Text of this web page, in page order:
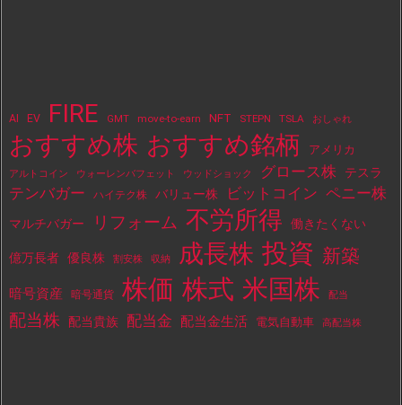
AI EV FIRE GMT move-to-earn NFT STEPN TSLA おしゃれ
おすすめ株 おすすめ銘柄 アメリカ
アルトコイン ウォーレンバフェット ウッドショック グロース株 テスラ
テンバガー ハイテク株 バリュー株 ビットコイン ペニー株
マルチバガー リフォーム 不労所得 働きたくない
億万長者 優良株 割安株 収納 成長株 投資 新築
暗号資産 暗号通貨 株価 株式 米国株 配当
配当株 配当貴族 配当金 配当金生活 電気自動車 高配当株